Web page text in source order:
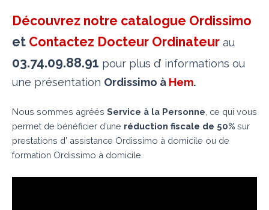
Découvrez notre catalogue Ordissimo
et Contactez Docteur Ordinateur au
03.74.09.88.91 pour plus d’ informations ou
une présentation Ordissimo à Hem.
Nous sommes agréés Service à la Personne, ce qui vous
permet de bénéficier d’une réduction fiscale de 50% sur
prestations d’ assistance Ordissimo à domicile ou de
formation Ordissimo à domicile.